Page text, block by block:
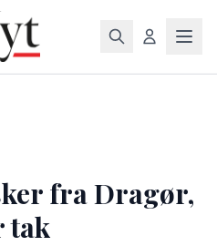
fra Dragør,
tak